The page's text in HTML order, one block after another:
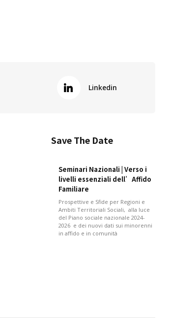
Linkedin
Save The Date
Seminari Nazionali | Verso i
livelli essenziali dell’Affido
Familiare
Prospettive e Sfide per Regioni e
Ambiti Territoriali Sociali, alla luce
del Piano sociale nazionale 2024-
2026 e dei nuovi dati sui minorenni
in affido e in comunità